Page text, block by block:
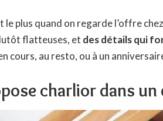
le plus quand on regarde l’offre
flatteuses, et des détails qui
cours, au resto, ou à un
charlior dans un